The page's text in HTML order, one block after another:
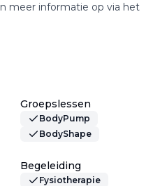
meer informatie op via het
Groepslessen
BodyPump
BodyShape
Begeleiding
Fysiotherapie